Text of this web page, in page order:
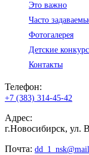
Это важно
Часто
Фотогалерея
Детские
Контакты
Телефон:
+7 (383) 314-45-42
Адрес:
г.Новосибирск, ул.
Почта: